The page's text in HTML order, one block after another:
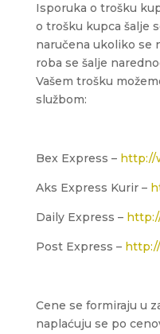
Isporuka o trošku
o trošku kupca šalje
naručena ukoliko se
roba se šalje
Vašem trošku
službom:
Bex Express – http://
Aks Express Kurir –
Daily Express –
Post Express –
Cene se formiraju u
naplaćuju se po